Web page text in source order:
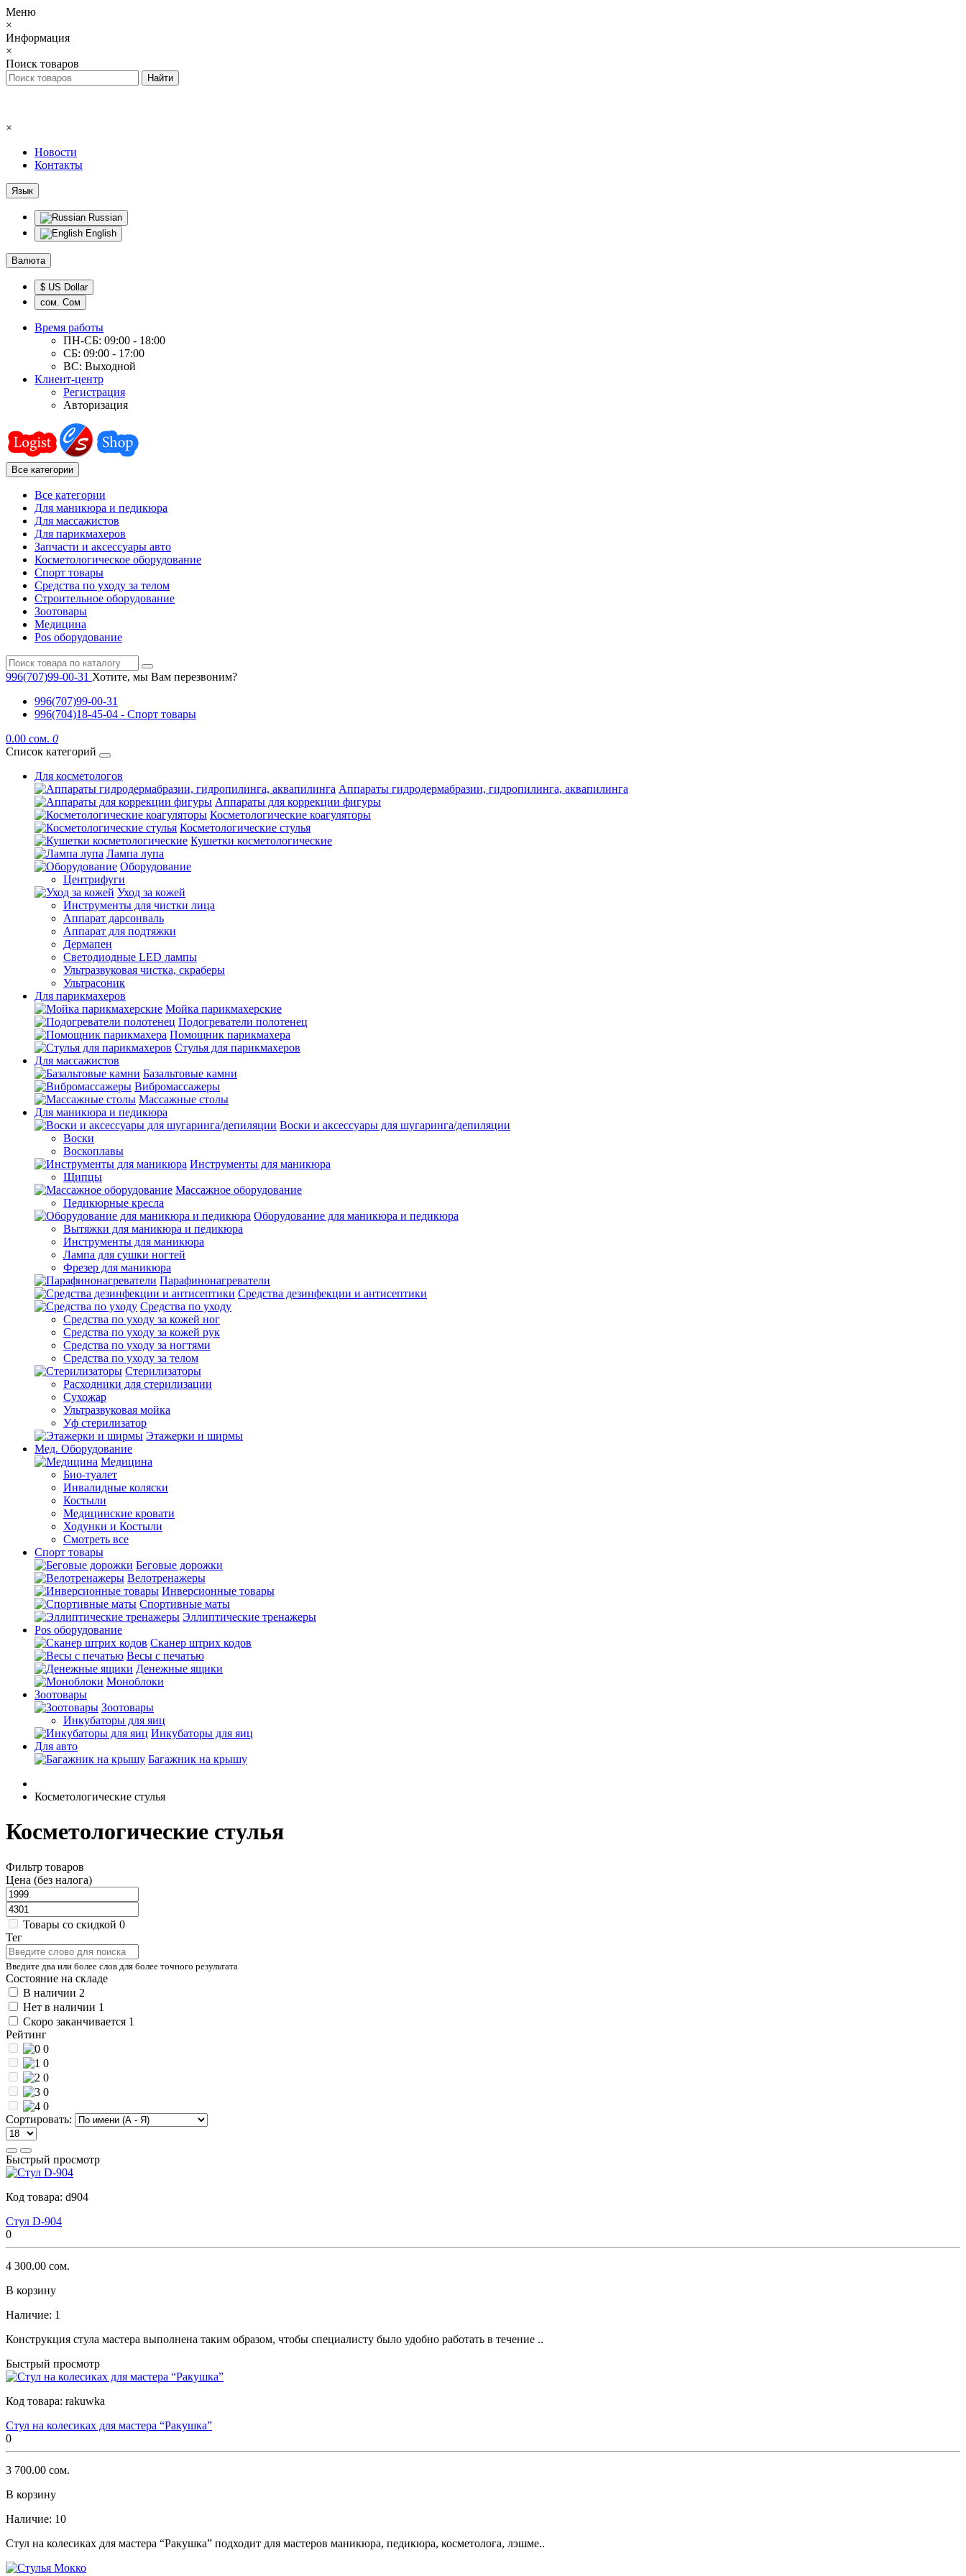
Меню
×
Информация
×
Поиск товаров
×
Новости
Контакты
Язык
Russian
English
Валюта
$ US Dollar
сом. Сом
Время работы
ПН-СБ: 09:00 - 18:00
СБ: 09:00 - 17:00
ВС: Выходной
Клиент-центр
Регистрация
Авторизация
Все категории
Все категории
Для маникюра и педикюра
Для массажистов
Для парикмахеров
Запчасти и аксессуары авто
Косметологическое оборудование
Спорт товары
Средства по уходу за телом
Строительное оборудование
Зоотовары
Медицина
Pos оборудование
996(707)99-00-31 Хотите, мы Вам перезвоним?
996(707)99-00-31
996(704)18-45-04 - Спорт товары
0.00 сом. 0
Список категорий
Для косметологов
Аппараты гидродермабразии, гидропилинга, аквапилинга
Аппараты для коррекции фигуры
Косметологические коагуляторы
Косметологические стулья
Кушетки косметологические
Лампа лупа
Оборудование
Центрифуги
Уход за кожей
Инструменты для чистки лица
Аппарат дарсонваль
Аппарат для подтяжки
Дермапен
Светодиодные LED лампы
Ультразвуковая чистка, скраберы
Ультрасоник
Для парикмахеров
Мойка парикмахерские
Подогреватели полотенец
Помощник парикмахера
Стулья для парикмахеров
Для массажистов
Базальтовые камни
Вибромассажеры
Массажные столы
Для маникюра и педикюра
Воски и аксессуары для шугаринга/депиляции
Воски
Воскоплавы
Инструменты для маникюра
Щипцы
Массажное оборудование
Педикюрные кресла
Оборудование для маникюра и педикюра
Вытяжки для маникюра и педикюра
Инструменты для маникюра
Лампа для сушки ногтей
Фрезер для маникюра
Парафинонагреватели
Средства дезинфекции и антисептики
Средства по уходу
Средства по уходу за кожей ног
Средства по уходу за кожей рук
Средства по уходу за ногтями
Средства по уходу за телом
Стерилизаторы
Расходники для стерилизации
Сухожар
Ультразвуковая мойка
Уф стерилизатор
Этажерки и ширмы
Мед. Оборудование
Медицина
Био-туалет
Инвалидные коляски
Костыли
Медицинские кровати
Ходунки и Костыли
Смотреть все
Спорт товары
Беговые дорожки
Велотренажеры
Инверсионные товары
Спортивные маты
Эллиптические тренажеры
Pos оборудование
Cканер штрих кодов
Весы с печатью
Денежные ящики
Моноблоки
Зоотовары
Зоотовары
Инкубаторы для яиц
Инкубаторы для яиц
Для авто
Багажник на крышу
Косметологические стулья
Косметологические стулья
Фильтр товаров
Цена (без налога)
Товары со скидкой 0
Тег
Введите два или более слов для более точного результата
Состояние на складе
В наличии 2
Нет в наличии 1
Скоро заканчивается 1
Рейтинг
0
0
0
0
0
Сортировать:
Быстрый просмотр
Код товара: d904
Стул D-904
0
4 300.00 сом.
В корзину
Наличие: 1
Конструкция стула мастера выполнена таким образом, чтобы специалисту было удобно работать в течение ..
Быстрый просмотр
Код товара: rakuwka
Стул на колесиках для мастера “Ракушка”
0
3 700.00 сом.
В корзину
Наличие: 10
Стул на колесиках для мастера “Ракушка” подходит для мастеров маникюра, педикюра, косметолога, лэшме..